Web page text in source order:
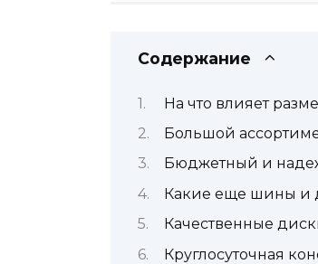
Содержание
На что влияет
Большой
Бюджетный и
Какие еще шины и
Качественные
Круглосуточная